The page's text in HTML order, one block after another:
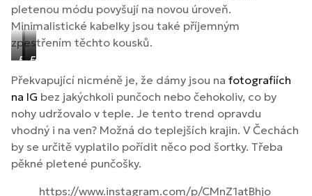
pletenou módu povyšují na novou úroveň.
Minimalistické kabelky jsou také příjemným
zpestřením těchto kousků.
Foto:Foto:
Foto:
Překvapující nicméně je, že dámy jsou na fotografiích
na IG bez jakýchkoli punčoch nebo čehokoliv, co by
nohy udržovalo v teple. Je tento trend opravdu
vhodný i na ven? Možná do teplejších krajin. V Čechách
by se určitě vyplatilo pořídit něco pod šortky. Třeba
pěkné pletené punčošky.
https://www.instagram.com/p/CMnZ1atBhjo